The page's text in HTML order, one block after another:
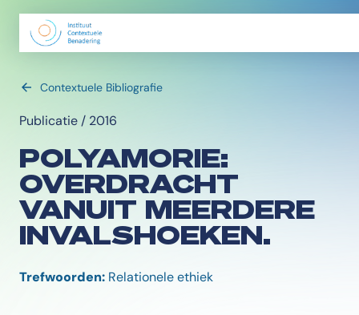
Contextuele Bibliografie
Publicatie / 2016
POLYAMORIE:
OVERDRACHT
VANUIT MEERDERE
INVALSHOEKEN.
Trefwoorden: Relationele ethiek